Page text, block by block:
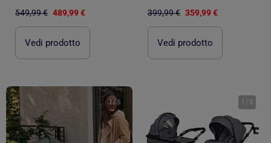
549,99 € 489,99 €
Vedi prodotto
399,99 € 359,99 €
Vedi prodotto
1/5 1 / 5